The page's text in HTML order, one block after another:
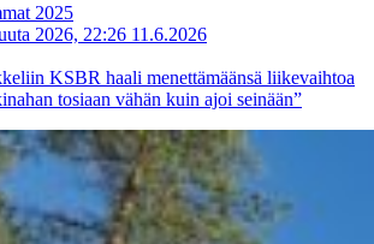
2025
2026, 22:26 11.6.2026
KSBR haali menettämäänsä liikevaihtoa
tosiaan vähän kuin ajoi seinään”